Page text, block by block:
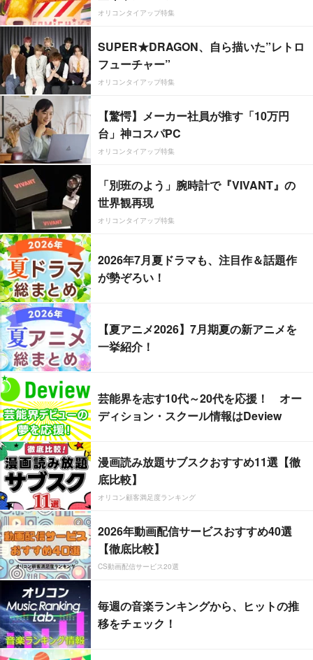
オリコンタイアップ特集
SUPER★DRAGON、自ら描いた”レトロ
フューチャー”
オリコンタイアップ特集
【驚愕】メーカー社員が推す「10万円
台」神コスパPC
オリコンタイアップ特集
「別班のよう」腕時計で『VIVANT』の
世界観再現
オリコンタイアップ特集
2026年7月夏ドラマも、注目作＆話題作
が勢ぞろい！
【夏アニメ2026】7月期夏の新アニメを
一挙紹介！
芸能界を志す10代～20代を応援！ オー
ディション・スクール情報はDeview
漫画読み放題サブスクおすすめ11選【徹
底比較】
オリコン顧客満足度ランキング
2026年動画配信サービスおすすめ40選
【徹底比較】
CS動画配信サービス20選
毎週の音楽ランキングから、ヒットの推
移をチェック！